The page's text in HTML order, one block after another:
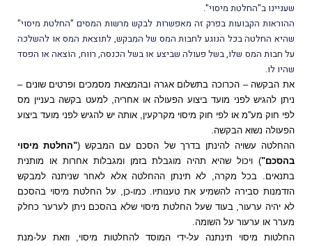
שעניינו ב"החלטת מיסוי".
ההוראות הקבועות בפרק זה מאפשרות לבקש מרשות המסים "החלטת מיסוי"
שהיא החלטה בכל הנוגע לחבות המס של המבקש, לתוצאת המס או להשלכה
על חבות המס שלוֹ, בשל פעולה שביצע או בשל הכנסה, רווח, הוֹצאה או הפסד
שהיו לו.
את הבקשה – הכרוכה בתשלום אגרה ובהמצאת מסמכים ופרטים שונים –
ניתן להגיש לפני מועד ביצוע הפעולה או אחריה, למעט בקשה בעניין מס
לפי חוק מע''מ או לפי חוק מיסוי מקרקעין, אותה יש להגיש לפני מועד ביצוע
הפעולה נשוא הבקשה.
ההחלטה עשויה להינתן בדרך של הסכם עם המבקש ("החלטת מיסוי
בהסכם") ויכול שהיא תהיה מוגבלת בזמן ומגבלות אחרות או מותנית
בתנאים. בכל מקרה, לא תינתן ההחלטה אלא לאחר שניתנה למבקש
הזדמנות סבירה להשמיע את טענותיו. כמו-כן, על החלטת מיסוי בהסכם
לא יהיה ערעור, בעוד שעל החלטת מיסוי שלא בהסכם ניתן לערער כחלק
מערר או ערעור על השומה.
החלטות מיסוי תינתנה על-ידי המוסד להחלטות מיסוי, וזאת על-מנת